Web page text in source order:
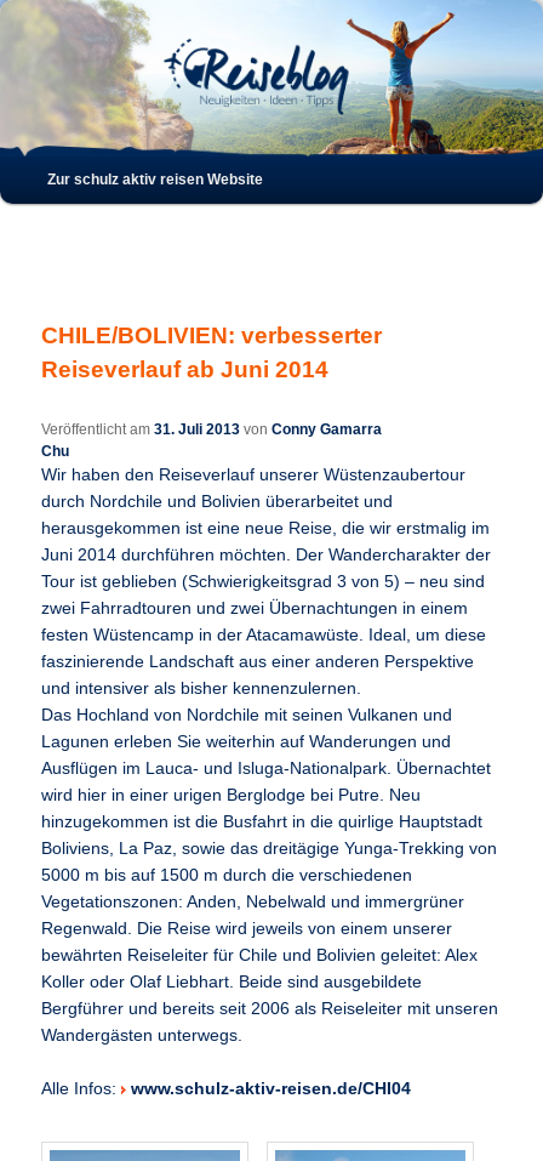
Hauptmenü
Zum
Zum
wechseln
Zur schulz aktiv reisen Website
CHILE/BOLIVIEN: verbesserter
Reiseverlauf ab Juni 2014
Veröffentlicht am31. Juli 2013 vonConny Gamarra
Chu
Wir haben den Reiseverlauf unserer Wüstenzaubertour
durch Nordchile und Bolivien überarbeitet und
herausgekommen ist eine neue Reise, die wir erstmalig im
Juni 2014 durchführen möchten. Der Wandercharakter der
Tour ist geblieben (Schwierigkeitsgrad 3 von 5) – neu sind
zwei Fahrradtouren und zwei Übernachtungen in einem
festen Wüstencamp in der Atacamawüste. Ideal, um diese
faszinierende Landschaft aus einer anderen Perspektive
und intensiver als bisher kennenzulernen.
Das Hochland von Nordchile mit seinen Vulkanen und
Lagunen erleben Sie weiterhin auf Wanderungen und
Ausflügen im Lauca- und Isluga-Nationalpark. Übernachtet
wird hier in einer urigen Berglodge bei Putre. Neu
hinzugekommen ist die Busfahrt in die quirlige Hauptstadt
Boliviens, La Paz, sowie das dreitägige Yunga-Trekking von
5000 m bis auf 1500 m durch die verschiedenen
Vegetationszonen: Anden, Nebelwald und immergrüner
Regenwald. Die Reise wird jeweils von einem unserer
bewährten Reiseleiter für Chile und Bolivien geleitet: Alex
Koller oder Olaf Liebhart. Beide sind ausgebildete
Bergführer und bereits seit 2006 als Reiseleiter mit unseren
Wandergästen unterwegs.
Alle Infos: www.schulz-aktiv-reisen.de/CHI04